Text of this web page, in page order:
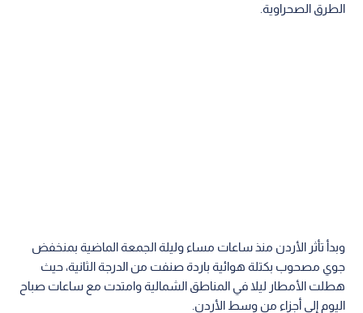
الطرق الصحراوية.
وبدأ تأثر الأردن منذ ساعات مساء وليلة الجمعة الماضية بمنخفض
جوي مصحوب بكتلة هوائية باردة صنفت من الدرجة الثانية، حيث
هطلت الأمطار ليلا في المناطق الشمالية وامتدت مع ساعات صباح
اليوم إلى أجزاء من وسط الأردن.